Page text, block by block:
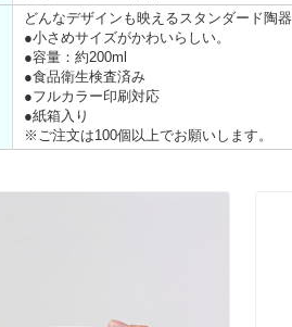
どんなデザインも映えるスタンダード陶
●小さめサイズがかわいらしい。
●容量：約200ml
●食品衛生検査済み
●フルカラー印刷対応
●紙箱入り
※ご注文は100個以上でお願いします。